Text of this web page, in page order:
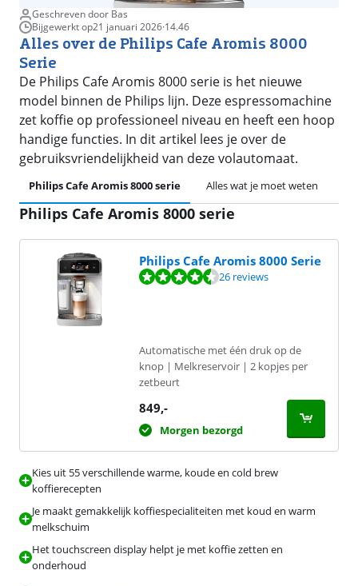
Geschreven door Bas
Bijgewerkt op21 januari 2026·14.46
Alles over de Philips Cafe Aromis 8000
Serie
De Philips Cafe Aromis 8000 serie is het nieuwe
model binnen de Philips lijn. Deze espressomachine
zet koffie op professioneel niveau en heeft een hoop
handige functies. In dit artikel lees je over de
gebruiksvriendelijkheid van deze volautomaat.
Philips Cafe Aromis 8000 serie Alles wat je moet weten
Philips Cafe Aromis 8000 serie
Kies uit 55 verschillende warme, koude en cold brew
koffierecepten
Je maakt gemakkelijk koffiespecialiteiten met koud en warm
melkschuim
Het touchscreen display helpt je met koffie zetten en
onderhoud
Philips Cafe Aromis 8000 Serie
Beoordeling is 9,2 van de 10, gebaseerd op 26 reviews.
26 reviews
Automatische met één druk op de
knop | Melkreservoir | 2 kopjes per
zetbeurt
849,-
Morgen bezorgd